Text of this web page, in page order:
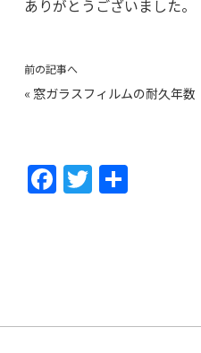
ありがとうございました。
前の記事へ
« 窓ガラスフィルムの耐久年数
F
o
T